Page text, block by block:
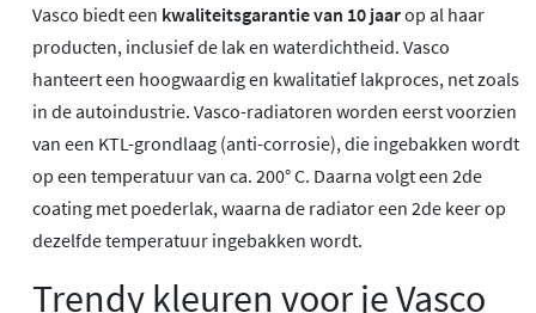
Vasco biedt een kwaliteitsgarantie van 10 jaarop al haar
producten, inclusief de lak en waterdichtheid. Vasco
hanteert een hoogwaardig en kwalitatief lakproces, net zoals
in de autoindustrie. Vasco-radiatoren worden eerst voorzien
van een KTL-grondlaag (anti-corrosie), die ingebakken wordt
op een temperatuur van ca. 200° C. Daarna volgt een 2de
coating met poederlak, waarna de radiator een 2de keer op
dezelfde temperatuur ingebakken wordt.
Trendy kleuren voor je Vasco